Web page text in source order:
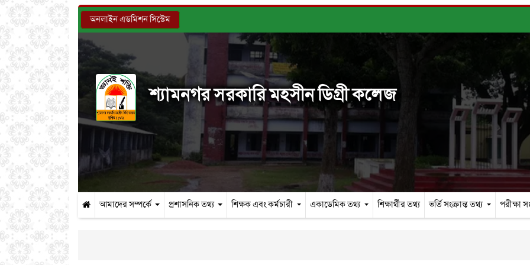
অনলাইন এডমিশন সিস্টেম
শ্যামনগর সরকারি মহসীন ডিগ্রী কলেজ
আমাদের সম্পর্কে প্রশাসনিক তথ্য শিক্ষক এবং কর্মচারী একাডেমিক তথ্য শিক্ষার্থীর তথ্য ভর্তি সংক্রান্ত তথ্য পরীক্ষা